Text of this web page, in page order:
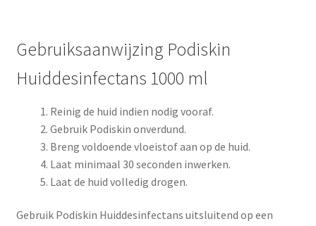
Gebruiksaanwijzing Podiskin
Huiddesinfectans 1000 ml
Reinig de huid indien nodig vooraf.
Gebruik Podiskin onverdund.
Breng voldoende vloeistof aan op de huid.
Laat minimaal 30 seconden inwerken.
Laat de huid volledig drogen.
Gebruik Podiskin Huiddesinfectans uitsluitend op een